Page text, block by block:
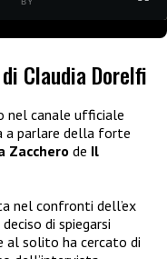
Claudia Dorelfi
nel canale ufficiale
a parlare della forte
Zacchero de Il
nel confronti dell’ex
deciso di spiegarsi
al solito ha cercato di